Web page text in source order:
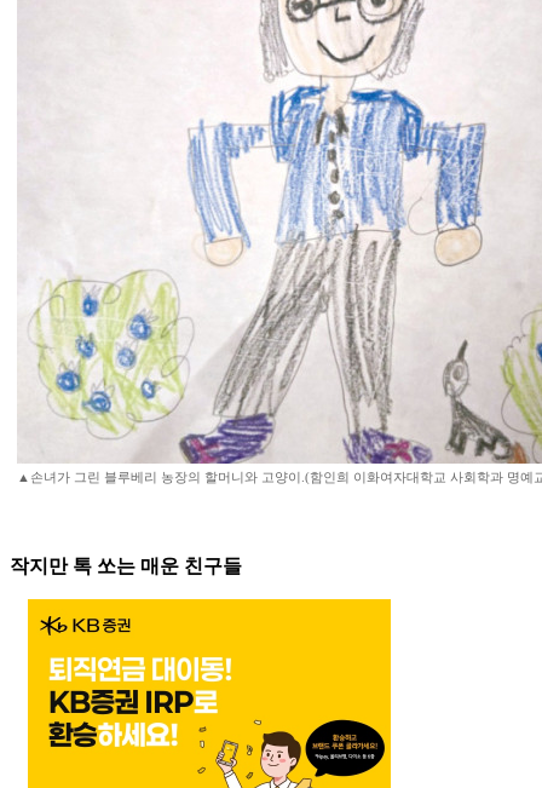
▲손녀가 그린 블루베리 농장의 할머니와 고양이.(함인희 이화여자대학교 사회학과 명예
작지만 톡 쏘는 매운 친구들